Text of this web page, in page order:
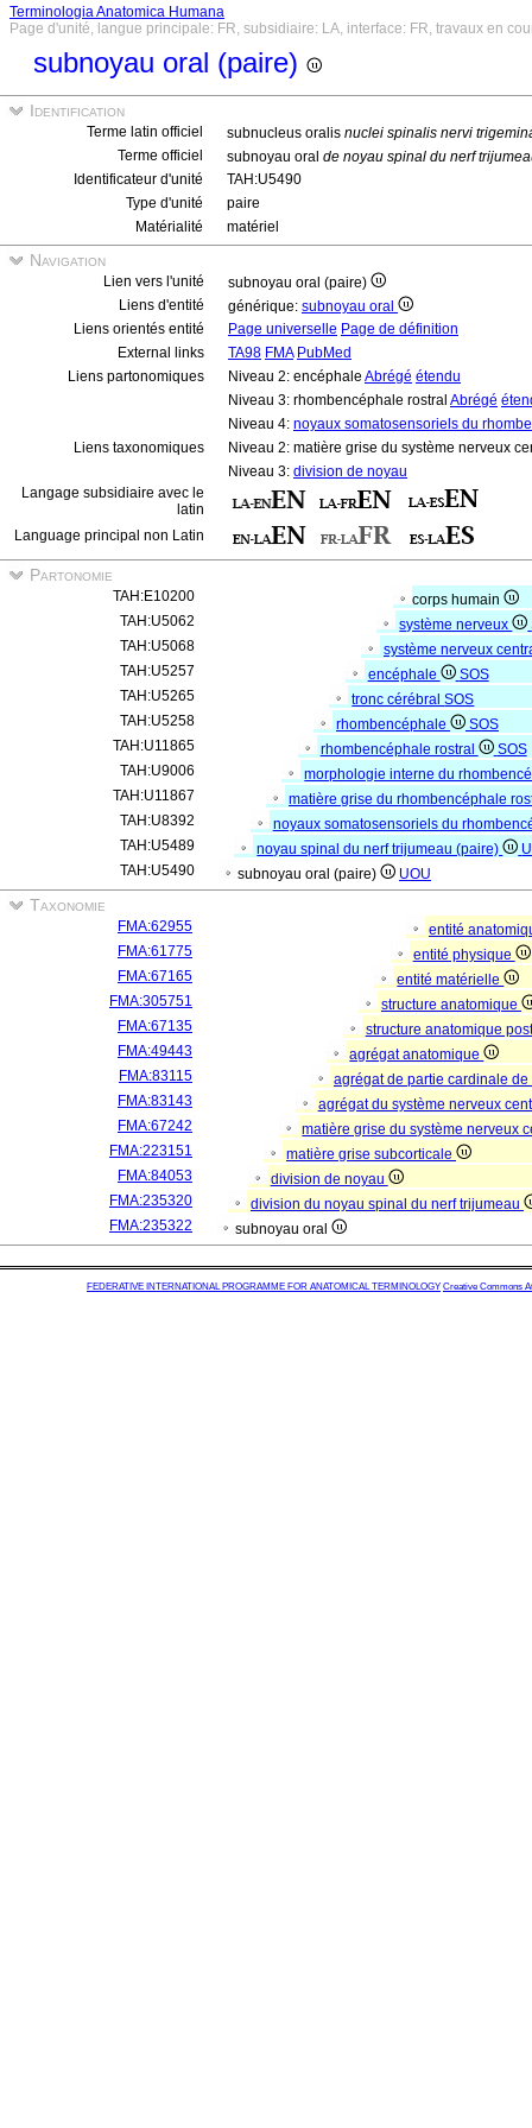
Terminologia Anatomica Humana
Page d'unité, langue principale: FR, subsidiaire: LA, interface: FR, travaux en
subnoyau oral (paire)
Identification
Terme latin officiel subnucleus oralis nuclei spinalis nervi
Terme officiel
subnoyau oral de noyau spinal du nerf
Identificateur d'unité
TAH:U5490
Type d'unité
paire
Matérialité
matériel
Navigation
Lien vers l'unité
subnoyau oral (paire)
Liens d'entité
générique: subnoyau oral
Liens orientés entité
Page universelle Page de définition
External links
TA98 FMA PubMed
Liens partonomiques
Niveau 2: encéphale Abrégé étendu
Niveau 3: rhombencéphale rostral Abrégé
Niveau 4: noyaux somatosensoriels du
Liens taxonomiques
Niveau 2: matière grise du système nerveux
Niveau 3: division de noyau
Langage subsidiaire avec le
latin
Language principal non Latin
Partonomie
TAH:E10200
corps humain
TAH:U5062
système nerveux
TAH:U5068
système nerveux
TAH:U5257
encéphale
SOS
TAH:U5265
tronc cérébralSOS
TAH:U5258
rhombencéphale
SOS
TAH:U11865
rhombencéphale rostral
SOS
TAH:U9006
morphologie interne du
TAH:U11867
matière grise du rhombencéphale
TAH:U8392
noyaux somatosensoriels du
TAH:U5489
noyau spinal du nerf trijumeau (paire)
TAH:U5490
subnoyau oral (paire) UOU
Taxonomie
FMA:62955
entité
FMA:61775
entité physique
FMA:67165
entité matérielle
FMA:305751
structure anatomique
FMA:67135
structure anatomique
FMA:49443
agrégat anatomique
FMA:83115
agrégat de partie cardinale
FMA:83143
agrégat du système nerveux
FMA:67242
matière grise du système nerveux
FMA:223151
matière grise subcorticale
FMA:84053
division de noyau
FMA:235320
division du noyau spinal du nerf trijumeau
FMA:235322
subnoyau oral
FEDERATIVE INTERNATIONAL PROGRAMME FOR ANATOMICAL TERMINOLOGY Creative Commons